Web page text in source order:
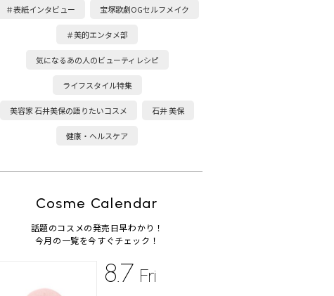
＃表紙インタビュー 宝塚歌劇OGセルフメイク
＃美的エンタメ部
気になるあの人のビューティレシピ
ライフスタイル特集
美容家 石井美保の語りたいコスメ 石井 美保
健康・ヘルスケア
Cosme Calendar
話題のコスメの発売日早わかり！
今月の一覧を今すぐチェック！
8.7 Fri